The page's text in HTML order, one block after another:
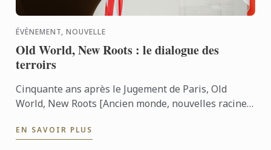
ÉVÈNEMENT, NOUVELLE
Old World, New Roots : le dialogue des
terroirs
Cinquante ans après le Jugement de Paris, Old
World, New Roots [Ancien monde, nouvelles racines]
EN SAVOIR PLUS